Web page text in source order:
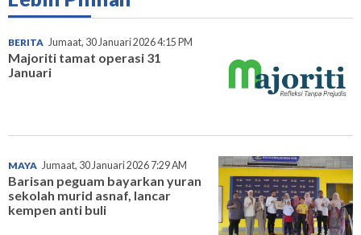
BERITA Jumaat, 30 Januari 2026 4:15 PM
Majoriti tamat operasi 31
Januari
MAYA Jumaat, 30 Januari 2026 7:29 AM
Barisan peguam bayarkan yuran
sekolah murid asnaf, lancar
kempen anti buli